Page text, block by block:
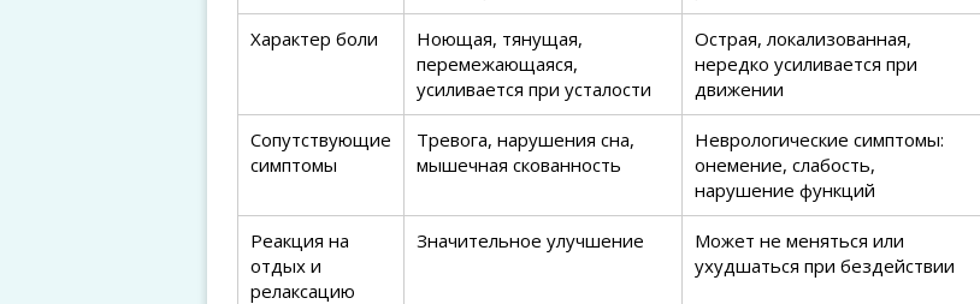
Характер боли
Ноющая, тянущая,
перемежающаяся,
усиливается при усталости
Острая, локализованная,
нередко усиливается при
движении
Сопутствующие
симптомы
Тревога, нарушения сна,
мышечная скованность
Неврологические симптомы:
онемение, слабость,
нарушение функций
Реакция на
отдых и
релаксацию
Значительное улучшение
Может не меняться или
ухудшаться при бездействии